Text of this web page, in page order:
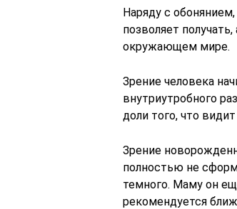
Наряду с
позволяет
окружающем мире.
Зрение человека
внутриутробного
доли того, что
Зрение
полностью не
темного. Маму он
рекомендуется